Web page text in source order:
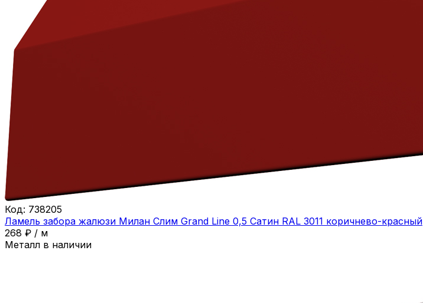
Код: 738205
Ламель забора жалюзи Милан Слим Grand Line 0,5 Сатин RAL 3011 коричнево-красный
268 ₽ / м
Металл в наличии